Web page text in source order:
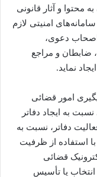
محتوا و آثار قانونی
امنیتی لازم
اصحاب دعوی،
ضابطان و مراجع
نماید.
امور قضائی
به ایجاد دفاتر
دفاتر، نسبت به
استفاده از ظرفیت
قضائی
انتخاب یا تأسیس